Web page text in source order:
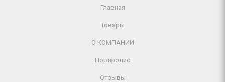
Главная
Товары
О КОМПАНИИ
Портфолио
Отзывы